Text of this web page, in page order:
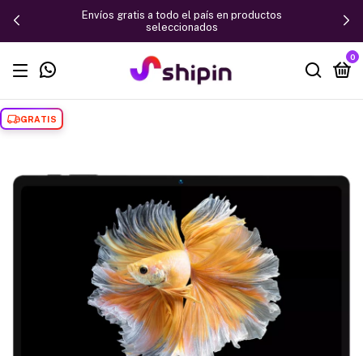
Envíos gratis a todo el país en productos
seleccionados
0
GRATIS